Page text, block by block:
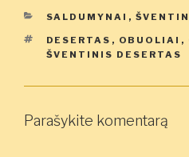
KATEGORIJOS
SALDUMYNAI ,
ŽYMOS
DESERTAS , OBUOLIAI ,
ŠVENTINIS DESERTAS
Parašykite komentarą